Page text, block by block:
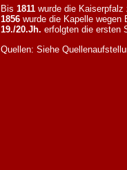
Bis 1811 wurde die Kaiserpfalz
1856 wurde die Kapelle wegen
19./20.Jh. erfolgten die ersten
Quellen: Siehe